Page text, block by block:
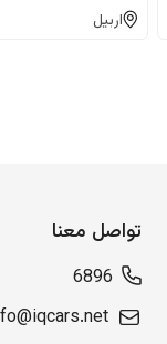
اربيل
تواصل معنا
6896